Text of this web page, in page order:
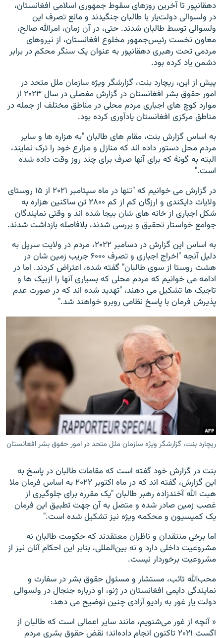
دهقانپور تا آخرین روزهای سقوط جمهوری اسلامی افغانستان،
در ولسوالی دولت‌یار با طالبان جنگیدند و مانع تصرف این
ولسوالی توسط طالبان شدند. حتی، در آن زمان، امرالله صالح،
معاون نخست رئیس‌جمهور مخلوع افغانستان، از نیروهای
مردمی تحت رهبری دهقانپور به عنوان یک سنگر محکم در برابر
دشمن یاد کرده بود.
پیش از این، ریچارد بنت، گزارشگر ویژه سازمان ملل متحد در
امور حقوق بشر افغانستان در گزارش مفصلی در سال ۲۰۲۳ از
موارد کوچ های اجباری مردم محلی در مناطق مختلف از جمله در
مناطق مرکزی افغانستان یادآوری کرده بود.
به اساس گزارش بنت، مقام های طالبان "به هزاره ‌ها و سایر
مردم محل دستور داده ‌اند که منازل و مزارع خود را ترک نمایند،
البته به گونۀ که برای آنها صرف برای چند روز وقت داده شده
است."
در گزارش می خوانیم که "تنها در ماه سپتامبر ۲۰۲۱ از ۱۵ روستای
ولایات دایکندی و ارزگان کم از کم ۲۸۰۰ تن ساکنین هزاره به
شکل اجباری از خانه های شان بیجا شده اند و وقتی نمایندگان
جوامع خواستار تحقیق و بررسی شدند، بلافاصله بازداشت شدند.
به اساس این گزارش در دسامبر ۲۰۲۲، مردم در ولایت سرپل به
دلیل آنجه "اخراج اجباری و تصرف ۶۰۰۰ جریب زمین شان در
هشت روستا از سوی طالبان" گفته شده، اعتراض کردند. اما در
ادامه می خوانیم که مردم محلی که بسیاری آنها را ازبیک ها و
تاجیک ها تشکیل می دهند، "تهدید شده اند که در صورت عدم
پذیرش فرمان با پاسخ نظامی روبرو خواهند شد."
ریچارد بنت، گزارشگر ویژه سازمان ملل متحد در امور حقوق بشر افغانستان
بنت در گزارش خود گفته است که مقامات طالبان در پاسخ به
این گزارش، گفته اند که در ماه اکتوبر ۲۰۲۲ به اساس فرمان ملا
هبت الله آخندزاده رهبر طالبان "یک مقرره برای جلوگیری از
غصب زمین صادر شده و متصل به آن جهت تطبیق این فرمان
یک کمیسیون و محکمه ویژه نیز تشکیل شده است."
اما برخی منتقدان و ناظران معتقدند که حکومت طالبان نه
مشروعیت داخلی دارد و نه بین‌المللی، بنابر این احکام آنان نیز از
مشروعیت برخوردار نیست.
محب‌الله تائب، مستشار و مسئول حقوق بشر در سفارت و
نمایندگی دایمی افغانستان در ژنو، او درباره جنجال در ولسوالی
دولت یار غور به رادیو آزادی چنین توضیح می دهد:
« آنچه از غور می‌شنویم، مانند سایر اعمالی است که طالبان از
اگست ۲۰۲۱ تاکنون انجام داده‌اند؛ نقض حقوق بشری مردم